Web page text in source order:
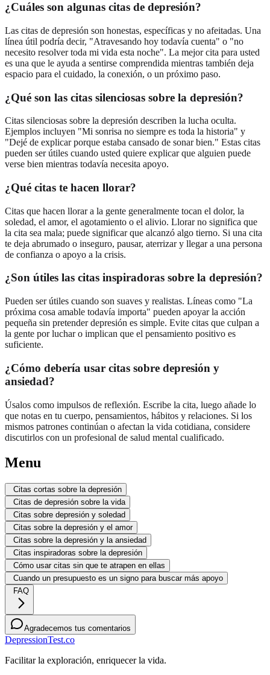
¿Cuáles son algunas citas de depresión?
Las citas de depresión son honestas, específicas y no afeitadas. Una
línea útil podría decir, "Atravesando hoy todavía cuenta" o "no
necesito resolver toda mi vida esta noche". La mejor cita para usted
es una que le ayuda a sentirse comprendida mientras también deja
espacio para el cuidado, la conexión, o un próximo paso.
¿Qué son las citas silenciosas sobre la depresión?
Citas silenciosas sobre la depresión describen la lucha oculta.
Ejemplos incluyen "Mi sonrisa no siempre es toda la historia" y
"Dejé de explicar porque estaba cansado de sonar bien." Estas citas
pueden ser útiles cuando usted quiere explicar que alguien puede
verse bien mientras todavía necesita apoyo.
¿Qué citas te hacen llorar?
Citas que hacen llorar a la gente generalmente tocan el dolor, la
soledad, el amor, el agotamiento o el alivio. Llorar no significa que
la cita sea mala; puede significar que alcanzó algo tierno. Si una cita
te deja abrumado o inseguro, pausar, aterrizar y llegar a una persona
de confianza o apoyo a la crisis.
¿Son útiles las citas inspiradoras sobre la depresión?
Pueden ser útiles cuando son suaves y realistas. Líneas como "La
próxima cosa amable todavía importa" pueden apoyar la acción
pequeña sin pretender depresión es simple. Evite citas que culpan a
la gente por luchar o implican que el pensamiento positivo es
suficiente.
¿Cómo debería usar citas sobre depresión y
ansiedad?
Úsalos como impulsos de reflexión. Escribe la cita, luego añade lo
que notas en tu cuerpo, pensamientos, hábitos y relaciones. Si los
mismos patrones continúan o afectan la vida cotidiana, considere
discutirlos con un profesional de salud mental cualificado.
Menu
Citas cortas sobre la depresión
Citas de depresión sobre la vida
Citas sobre depresión y soledad
Citas sobre la depresión y el amor
Citas sobre la depresión y la ansiedad
Citas inspiradoras sobre la depresión
Cómo usar citas sin que te atrapen en ellas
Cuando un presupuesto es un signo para buscar más apoyo
FAQ
Agradecemos tus comentarios
DepressionTest.co
Facilitar la exploración, enriquecer la vida.